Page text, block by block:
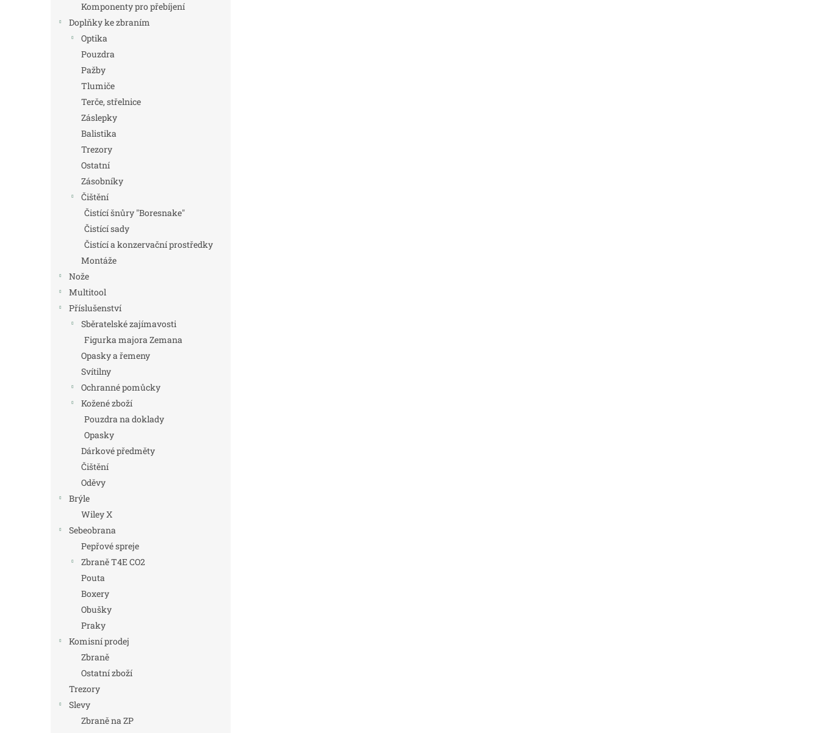
Komponenty pro přebíjení
Doplňky ke zbraním
Optika
Pouzdra
Pažby
Tlumiče
Terče, střelnice
Záslepky
Balistika
Trezory
Ostatní
Zásobníky
Čištění
Čistící šnůry "Boresnake"
Čistící sady
Čistící a konzervační prostředky
Montáže
Nože
Multitool
Příslušenství
Sběratelské zajímavosti
Figurka majora Zemana
Opasky a řemeny
Svítilny
Ochranné pomůcky
Kožené zboží
Pouzdra na doklady
Opasky
Dárkové předměty
Čištění
Oděvy
Brýle
Wiley X
Sebeobrana
Pepřové spreje
Zbraně T4E CO2
Pouta
Boxery
Obušky
Praky
Komisní prodej
Zbraně
Ostatní zboží
Trezory
Slevy
Zbraně na ZP